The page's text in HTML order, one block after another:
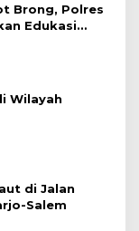
Brong, Polres
Edukasi
Wilayah
di Jalan
Salem